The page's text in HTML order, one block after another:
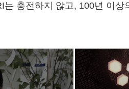
는 충전하지 않고, 100년 이